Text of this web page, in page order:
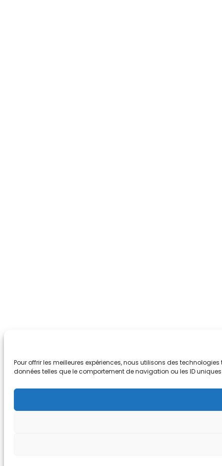
Pour offrir les meilleures expériences, nous utilisons des
données telles que le comportement de navigation ou les ID